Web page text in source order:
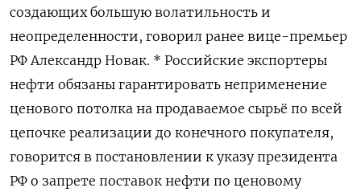
создающих большую волатильность и
неопределенности, говорил ранее вице-премьер
РФ Александр Новак. * Российские экспортеры
нефти обязаны гарантировать неприменение
ценового потолка на продаваемое сырьё по всей
цепочке реализации до конечного покупателя,
говорится в постановлении к указу президента
РФ о запрете поставок нефти по ценовому